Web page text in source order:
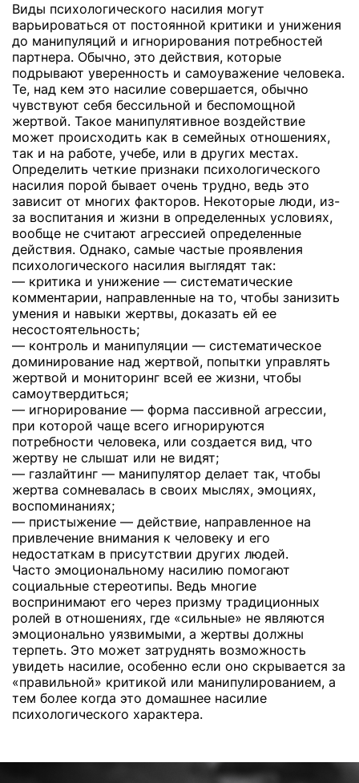
Виды психологического насилия могут
варьироваться от постоянной критики и унижения
до манипуляций и игнорирования потребностей
партнера. Обычно, это действия, которые
подрывают уверенность и самоуважение человека.
Те, над кем это насилие совершается, обычно
чувствуют себя бессильной и беспомощной
жертвой. Такое манипулятивное воздействие
может происходить как в семейных отношениях,
так и на работе, учебе, или в других местах.
Определить четкие признаки психологического
насилия порой бывает очень трудно, ведь это
зависит от многих факторов. Некоторые люди, из-
за воспитания и жизни в определенных условиях,
вообще не считают агрессией определенные
действия. Однако, самые частые проявления
психологического насилия выглядят так:
— критика и унижение — систематические
комментарии, направленные на то, чтобы занизить
умения и навыки жертвы, доказать ей ее
несостоятельность;
— контроль и манипуляции — систематическое
доминирование над жертвой, попытки управлять
жертвой и мониторинг всей ее жизни, чтобы
самоутвердиться;
— игнорирование — форма пассивной агрессии,
при которой чаще всего игнорируются
потребности человека, или создается вид, что
жертву не слышат или не видят;
— газлайтинг — манипулятор делает так, чтобы
жертва сомневалась в своих мыслях, эмоциях,
воспоминаниях;
— пристыжение — действие, направленное на
привлечение внимания к человеку и его
недостаткам в присутствии других людей.
Часто эмоциональному насилию помогают
социальные стереотипы. Ведь многие
воспринимают его через призму традиционных
ролей в отношениях, где «сильные» не являются
эмоционально уязвимыми, а жертвы должны
терпеть. Это может затруднять возможность
увидеть насилие, особенно если оно скрывается за
«правильной» критикой или манипулированием, а
тем более когда это домашнее насилие
психологического характера.